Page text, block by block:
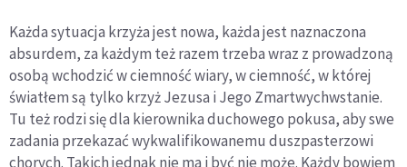
Każda sytuacja krzyża jest nowa, każda jest naznaczona
absurdem, za każdym też razem trzeba wraz z prowadzoną
osobą wchodzić w ciemność wiary, w ciemność, w której
światłem są tylko krzyż Jezusa i Jego Zmartwychwstanie.
Tu też rodzi się dla kierownika duchowego pokusa, aby swe
zadania przekazać wykwalifikowanemu duszpasterzowi
chorych. Takich jednak nie ma i być nie może. Każdy bowiem